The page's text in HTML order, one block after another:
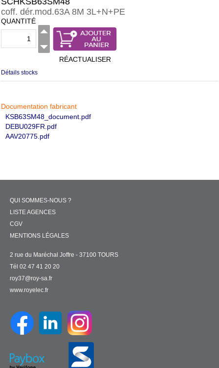
coff. dér.mod.63A 8M 3L+N+PE
QUANTITÉ
RÉACTUALISER
Détails stocks
Documentation fabricant
KSB63SM48_document.pdf
DEBU029FR.pdf
AAV20775.pdf
QUI SOMMES-NOUS ?
LISTE AGENCES
CGV
MENTIONS LÉGALES
2 rue du Maréchal Joffre - 37100 TOURS
Tél 02 47 41 20 20
roy37@roy-sa.fr
www.royelec.fr